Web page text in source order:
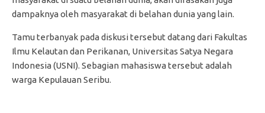
dampaknya oleh masyarakat di belahan dunia yang lain.
Tamu terbanyak pada diskusi tersebut datang dari Fakultas
Ilmu Kelautan dan Perikanan, Universitas Satya Negara
Indonesia (USNI). Sebagian mahasiswa tersebut adalah
warga Kepulauan Seribu.